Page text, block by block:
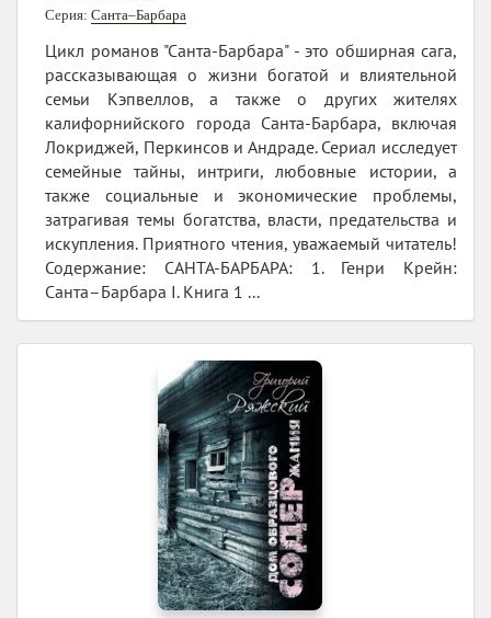
Серия: Санта–Барбара
Цикл романов "Санта-Барбара" - это обширная сага,
рассказывающая о жизни богатой и влиятельной
семьи Кэпвеллов, а также о других жителях
калифорнийского города Санта-Барбара, включая
Локриджей, Перкинсов и Андраде. Сериал исследует
семейные тайны, интриги, любовные истории, а
также социальные и экономические проблемы,
затрагивая темы богатства, власти, предательства и
искупления. Приятного чтения, уважаемый читатель!
Содержание: САНТА-БАРБАРА: 1. Генри Крейн:
Санта–Барбара I. Книга 1 ...